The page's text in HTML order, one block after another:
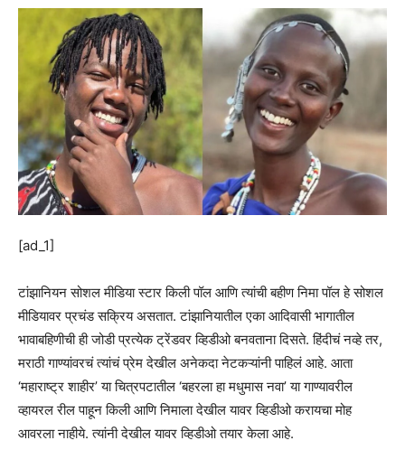
[ad_1]
टांझानियन सोशल मीडिया स्टार किली पॉल आणि त्यांची बहीण निमा पॉल हे सोशल
मीडियावर प्रचंड सक्रिय असतात. टांझानियातील एका आदिवासी भागातील
भावाबहिणीची ही जोडी प्रत्येक ट्रेंडवर व्हिडीओ बनवताना दिसते. हिंदीचं नव्हे तर,
मराठी गाण्यांवरचं त्यांचं प्रेम देखील अनेकदा नेटकऱ्यांनी पाहिलं आहे. आता
‘महाराष्ट्र शाहीर’ या चित्रपटातील ‘बहरला हा मधुमास नवा’ या गाण्यावरील
व्हायरल रील पाहून किली आणि निमाला देखील यावर व्हिडीओ करायचा मोह
आवरला नाहीये. त्यांनी देखील यावर व्हिडीओ तयार केला आहे.